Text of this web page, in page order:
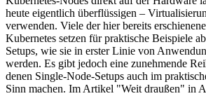
heute eigentlich überflüssigen –
verwenden. Viele der hier bereits
Kubernetes setzen für praktische Beispiele
Setups, wie sie in erster Linie von
werden. Es gibt jedoch eine zunehmende
denen Single-Node-Setups auch im
Sinn machen. Im Artikel "Weit draußen" in